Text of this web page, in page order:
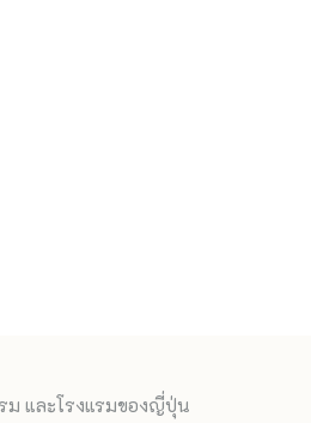
ม และโรงแรมของญี่ปุ่น